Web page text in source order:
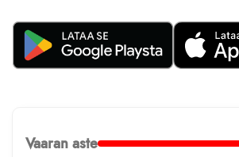
Vaaran aste